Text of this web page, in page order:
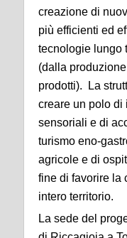
creazione di
più efficienti ed
tecnologie lungo
(dalla
prodotti). La
creare un polo di
sensoriali e di
turismo eno-
agricole e di
fine di favorire la
intero territorio.
La sede del